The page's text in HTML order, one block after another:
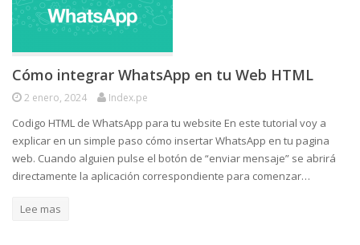
Cómo integrar WhatsApp en tu Web HTML
2 enero, 2024 Index.pe
Codigo HTML de WhatsApp para tu website En este tutorial voy a
explicar en un simple paso cómo insertar WhatsApp en tu pagina
web. Cuando alguien pulse el botón de “enviar mensaje” se abrirá
directamente la aplicación correspondiente para comenzar…
Lee mas